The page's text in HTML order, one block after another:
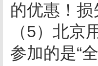
的优惠！
（5）北
参加的是“